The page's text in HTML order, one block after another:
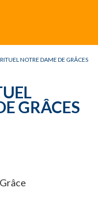
NOTRE DAME DE GRÂCES
GRÂCES